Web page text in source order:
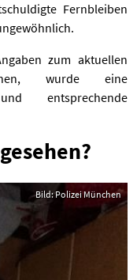
Fernbleiben
zum aktuellen
wurde eine
entsprechende
Bild: Polizei München